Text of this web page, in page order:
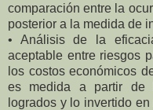
comparación entre la
posterior a la medida de
• Análisis de la
aceptable entre riesgos
los costos económicos
es medida a partir de
logrados y lo invertido en